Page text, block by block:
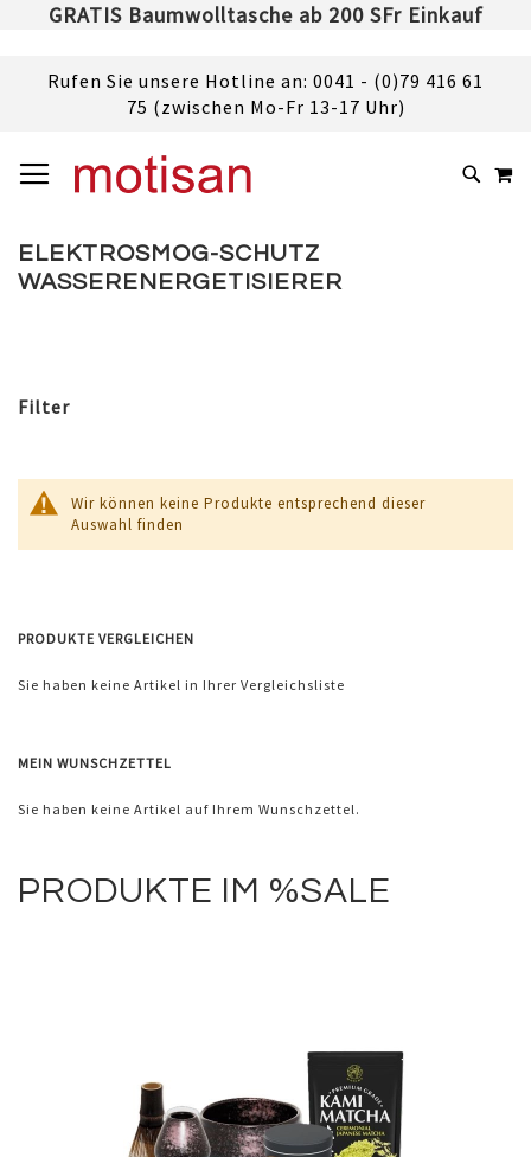
GRATIS Baumwolltasche ab 200 SFr Einkauf
Rufen Sie unsere Hotline an: 0041 - (0)79 416 61
75 (zwischen Mo-Fr 13-17 Uhr)
ZUM
INHALT
SUCHE
ELEKTROSMOG-SCHUTZ
WASSERENERGETISIERER
Wir können keine Produkte entsprechend dieser
Auswahl finden
Filter
PRODUKTE VERGLEICHEN
Sie haben keine Artikel in Ihrer Vergleichsliste
MEIN WUNSCHZETTEL
Sie haben keine Artikel auf Ihrem Wunschzettel.
PRODUKTE IM %SALE